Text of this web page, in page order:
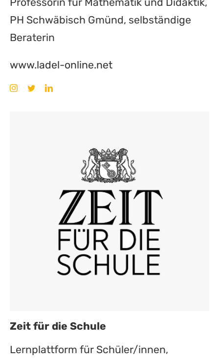
PH Schwäbisch Gmünd, selbständige
Beraterin
www.ladel-online.net
Zeit für die Schule
Lernplattform für Schüler/innen,